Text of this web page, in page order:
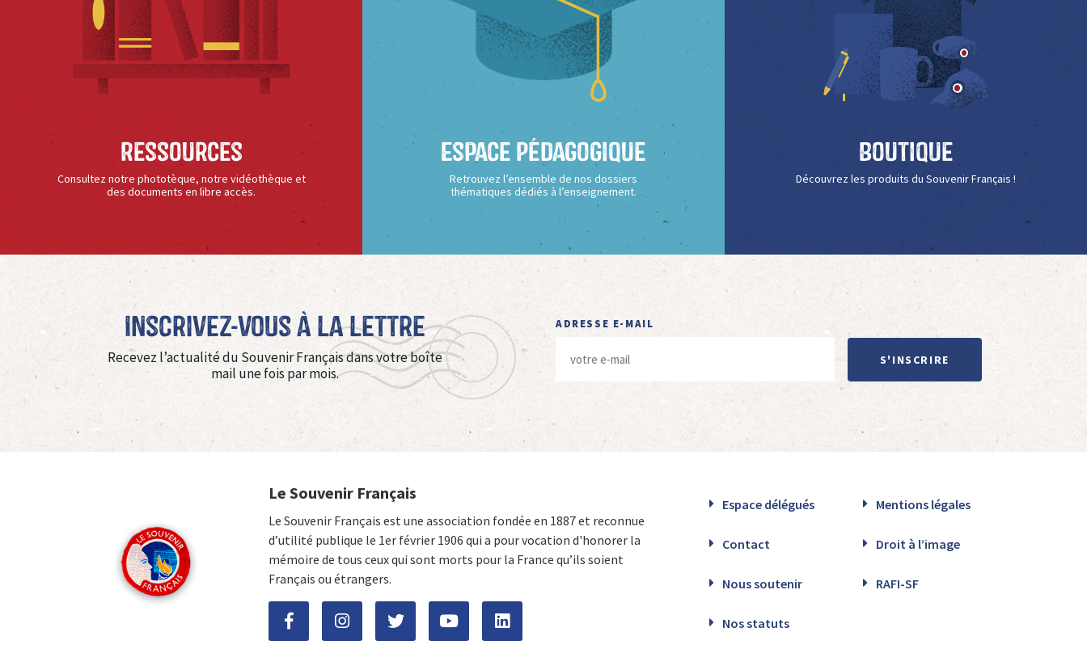
Ressources
Consultez notre phototèque, notre vidéothèque et
des documents en libre accès.
Espace Pédagogique
Retrouvez l’ensemble de nos dossiers
thématiques dédiés à l’enseignement.
Boutique
Découvrez les produits du Souvenir Français !
Inscrivez-vous à La Lettre
Recevez l’actualité du Souvenir Français dans votre boîte
mail une fois par mois.
ADRESSE E-MAIL
S'INSCRIRE
Le Souvenir Français
Le Souvenir Français est une association fondée en 1887 et reconnue
d’utilité publique le 1er février 1906 qui a pour vocation d'honorer la
mémoire de tous ceux qui sont morts pour la France qu’ils soient
Français ou étrangers.
Espace délégués Mentions légales
Contact Droit à l’image
Nous soutenir RAFI-SF
Nos statuts